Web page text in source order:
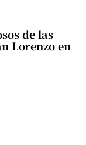
de las
Lorenzo en